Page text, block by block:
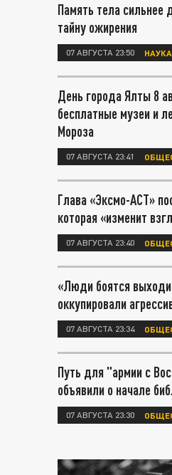
Память тела сильнее
тайну ожирения
07 АВГУСТА 23:50 НАУКА
День города Ялты 8
бесплатные музеи и
Мороза
07 АВГУСТА 23:41
Глава «Эксмо-АСТ»
которая «изменит
07 АВГУСТА 23:40
«Люди боятся
оккупировали
07 АВГУСТА 23:34
Путь для "армии с
объявили о начале
07 АВГУСТА 23:30